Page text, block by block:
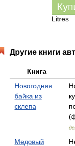
Litres
Другие книги
Книга
Новогодняя
байка из
склепа
Медовый